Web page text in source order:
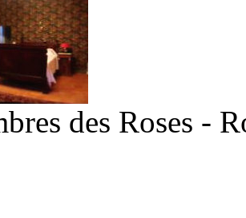
des Roses -